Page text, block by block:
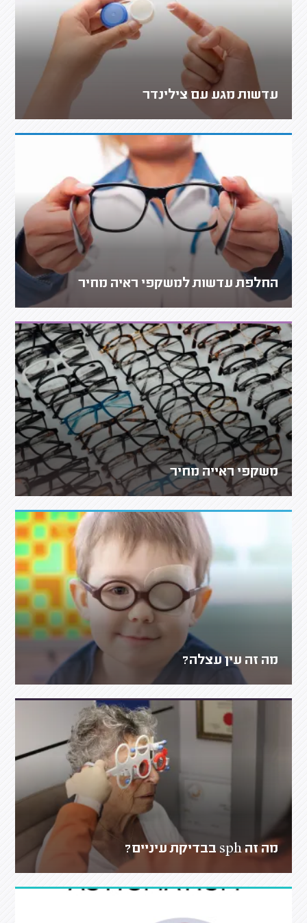
עדשות מגע עם צילינדר
החלפת עדשות למשקפי ראיה מחיר
משקפי ראייה מחיר
מה זה עין עצלה?
מה זה sph בבדיקת עיניים?